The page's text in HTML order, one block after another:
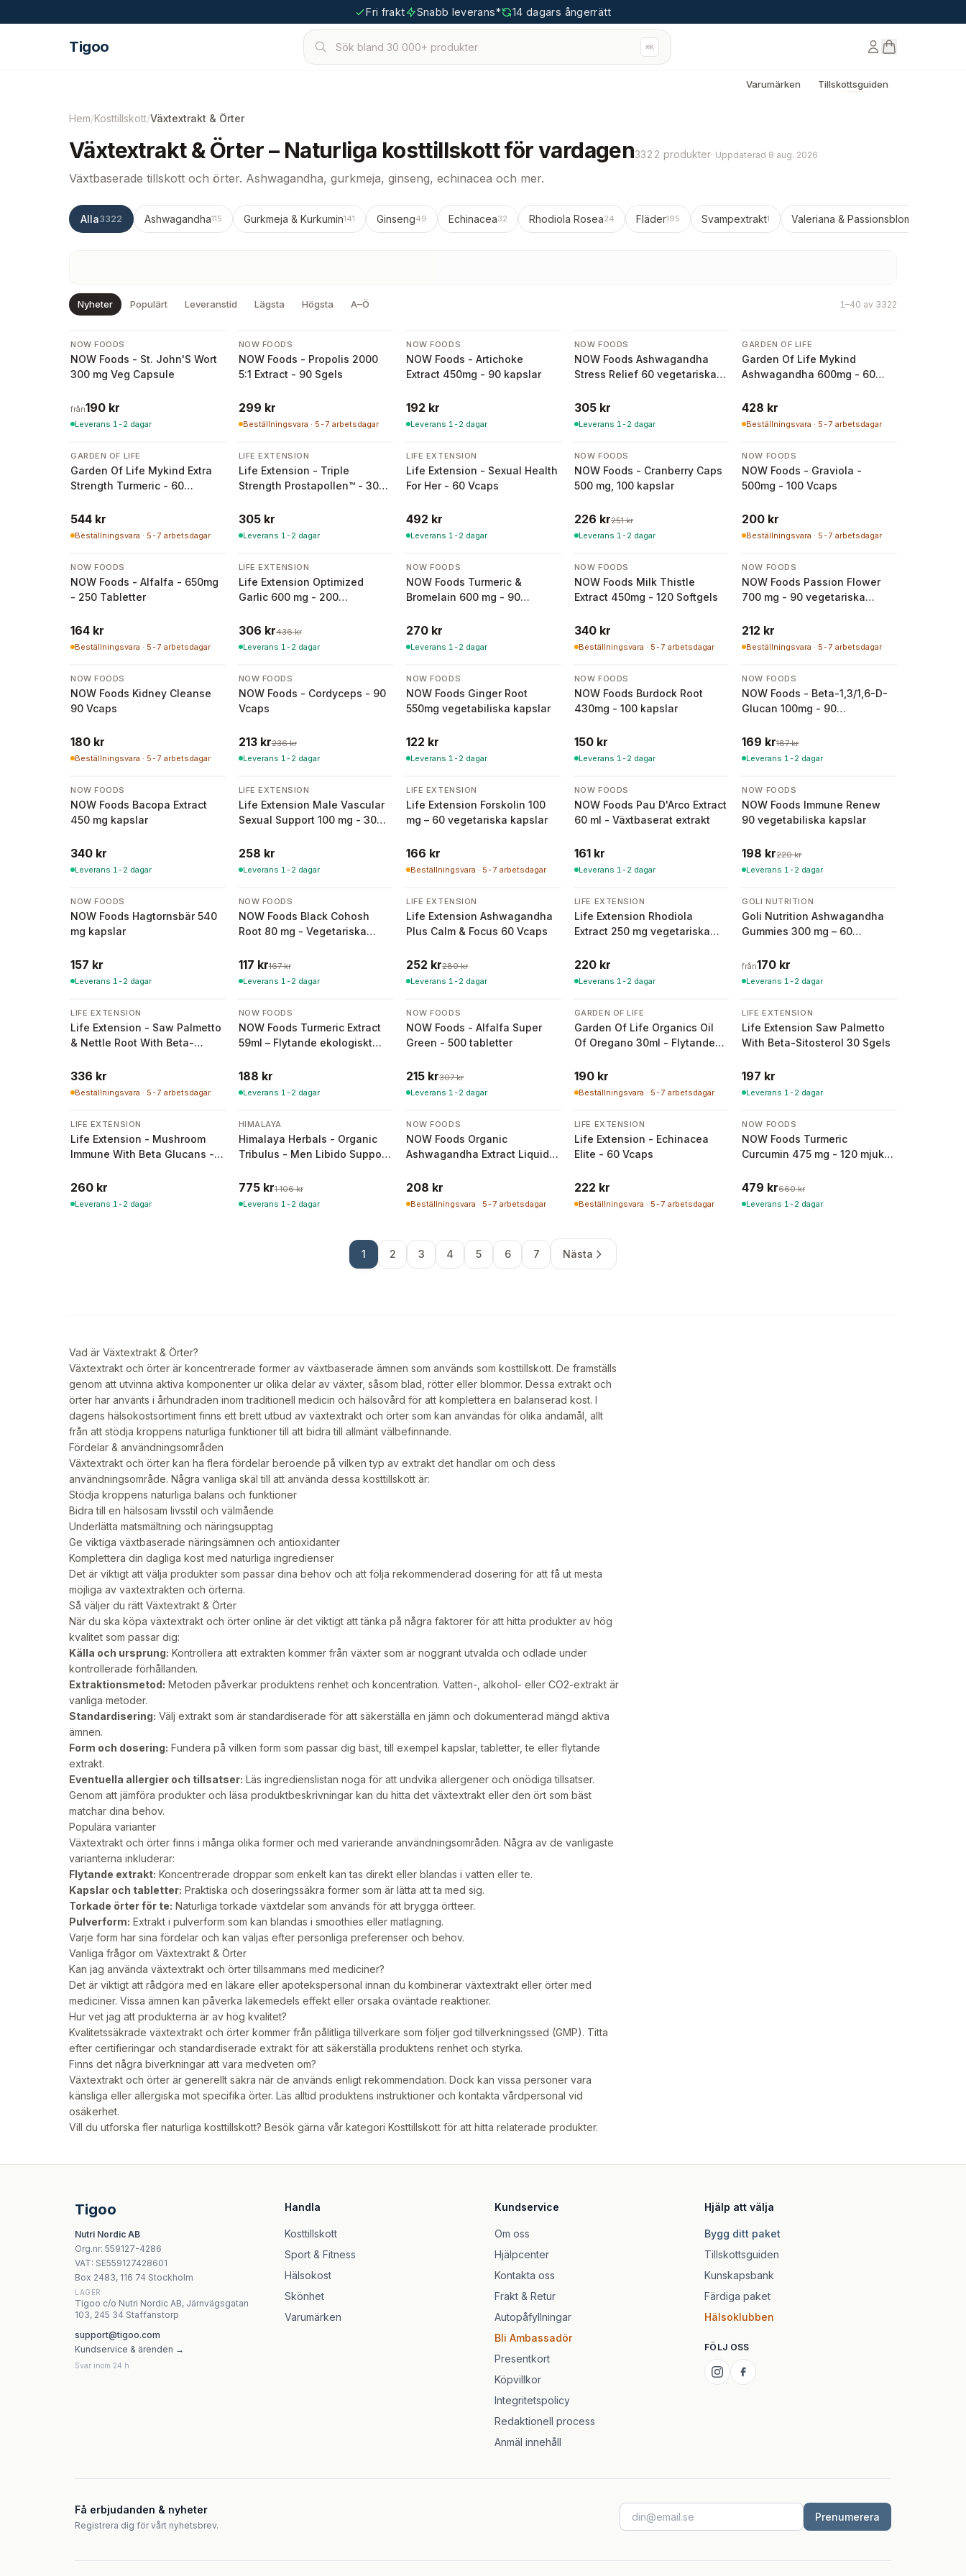
Fri frakt Snabb leverans* 14 dagars ångerrätt
Tigoo Sök bland 30 000+ produkter ⌘K
Varumärken Tillskottsguiden
Hem/Kosttillskott/Växtextrakt & Örter
Växtextrakt & Örter – Naturliga kosttillskott för vardagen3322 produkter· Uppdaterad 8 aug. 2026
Växtbaserade tillskott och örter. Ashwagandha, gurkmeja, ginseng, echinacea och mer.
Alla3322 Ashwagandha115 Gurkmeja & Kurkumin141 Ginseng49 Echinacea32 Rhodiola Rosea24 Fläder195 Svampextrakt1 Valeriana & Passionsblomma
Nyheter Populärt Leveranstid Lägsta Högsta A–Ö 1–40 av 3322
2 varianter
NOW FOODS
NOW Foods - St. John'S Wort
300 mg Veg Capsule
från190 kr
Leverans 1-2 dagar
NOW FOODS
NOW Foods - Propolis 2000
5:1 Extract - 90 Sgels
299 kr
Beställningsvara · 5-7 arbetsdagar
NOW FOODS
NOW Foods - Artichoke
Extract 450mg - 90 kapslar
192 kr
Leverans 1-2 dagar
NOW FOODS
NOW Foods Ashwagandha
Stress Relief 60 vegetariska
305 kr
Leverans 1-2 dagar
GARDEN OF LIFE
Garden Of Life Mykind
Ashwagandha 600mg - 60
428 kr
Beställningsvara · 5-7 arbetsdagar
GARDEN OF LIFE
Garden Of Life Mykind Extra
Strength Turmeric - 60
544 kr
Beställningsvara · 5-7 arbetsdagar
LIFE EXTENSION
Life Extension - Triple
Strength Prostapollen™ - 30
305 kr
Leverans 1-2 dagar
LIFE EXTENSION
Life Extension - Sexual Health
For Her - 60 Vcaps
492 kr
Leverans 1-2 dagar
-10%
NOW FOODS
NOW Foods - Cranberry Caps
500 mg, 100 kapslar
226 kr251 kr
Leverans 1-2 dagar
NOW FOODS
NOW Foods - Graviola -
500mg - 100 Vcaps
200 kr
Beställningsvara · 5-7 arbetsdagar
NOW FOODS
NOW Foods - Alfalfa - 650mg
- 250 Tabletter
164 kr
Beställningsvara · 5-7 arbetsdagar
-30%
LIFE EXTENSION
Life Extension Optimized
Garlic 600 mg - 200
306 kr436 kr
Leverans 1-2 dagar
NOW FOODS
NOW Foods Turmeric &
Bromelain 600 mg - 90
270 kr
Leverans 1-2 dagar
NOW FOODS
NOW Foods Milk Thistle
Extract 450mg - 120 Softgels
340 kr
Beställningsvara · 5-7 arbetsdagar
NOW FOODS
NOW Foods Passion Flower
700 mg - 90 vegetariska
212 kr
Beställningsvara · 5-7 arbetsdagar
NOW FOODS
NOW Foods Kidney Cleanse
90 Vcaps
180 kr
Beställningsvara · 5-7 arbetsdagar
-10%
NOW FOODS
NOW Foods - Cordyceps - 90
Vcaps
213 kr236 kr
Leverans 1-2 dagar
NOW FOODS
NOW Foods Ginger Root
550mg vegetabiliska kapslar
122 kr
Leverans 1-2 dagar
NOW FOODS
NOW Foods Burdock Root
430mg - 100 kapslar
150 kr
Leverans 1-2 dagar
-10%
NOW FOODS
NOW Foods - Beta-1,3/1,6-D-
Glucan 100mg - 90
169 kr187 kr
Leverans 1-2 dagar
NOW FOODS
NOW Foods Bacopa Extract
450 mg kapslar
340 kr
Leverans 1-2 dagar
LIFE EXTENSION
Life Extension Male Vascular
Sexual Support 100 mg - 30
258 kr
Leverans 1-2 dagar
LIFE EXTENSION
Life Extension Forskolin 100
mg – 60 vegetariska kapslar
166 kr
Beställningsvara · 5-7 arbetsdagar
NOW FOODS
NOW Foods Pau D'Arco Extract
60 ml - Växtbaserat extrakt
161 kr
Leverans 1-2 dagar
-10%
NOW FOODS
NOW Foods Immune Renew
90 vegetabiliska kapslar
198 kr220 kr
Leverans 1-2 dagar
NOW FOODS
NOW Foods Hagtornsbär 540
mg kapslar
157 kr
Leverans 1-2 dagar
-30%
NOW FOODS
NOW Foods Black Cohosh
Root 80 mg - Vegetariska
117 kr167 kr
Leverans 1-2 dagar
-10%
LIFE EXTENSION
Life Extension Ashwagandha
Plus Calm & Focus 60 Vcaps
252 kr280 kr
Leverans 1-2 dagar
LIFE EXTENSION
Life Extension Rhodiola
Extract 250 mg vegetariska
220 kr
Leverans 1-2 dagar
3 varianter
GOLI NUTRITION
Goli Nutrition Ashwagandha
Gummies 300 mg – 60
från170 kr
Leverans 1-2 dagar
LIFE EXTENSION
Life Extension - Saw Palmetto
& Nettle Root With Beta-
336 kr
Beställningsvara · 5-7 arbetsdagar
NOW FOODS
NOW Foods Turmeric Extract
59ml – Flytande ekologiskt
188 kr
Leverans 1-2 dagar
-30%
NOW FOODS
NOW Foods - Alfalfa Super
Green - 500 tabletter
215 kr307 kr
Leverans 1-2 dagar
GARDEN OF LIFE
Garden Of Life Organics Oil
Of Oregano 30ml - Flytande
190 kr
Beställningsvara · 5-7 arbetsdagar
LIFE EXTENSION
Life Extension Saw Palmetto
With Beta-Sitosterol 30 Sgels
197 kr
Leverans 1-2 dagar
LIFE EXTENSION
Life Extension - Mushroom
Immune With Beta Glucans -
260 kr
Leverans 1-2 dagar
-30 %
HIMALAYA
Himalaya Herbals - Organic
Tribulus - Men Libido Support
775 kr1 106 kr
Leverans 1-2 dagar
NOW FOODS
NOW Foods Organic
Ashwagandha Extract Liquid
208 kr
Beställningsvara · 5-7 arbetsdagar
LIFE EXTENSION
Life Extension - Echinacea
Elite - 60 Vcaps
222 kr
Beställningsvara · 5-7 arbetsdagar
-27%
NOW FOODS
NOW Foods Turmeric
Curcumin 475 mg - 120 mjuka
479 kr660 kr
Leverans 1-2 dagar
1 2 3 4 5 6 7 Nästa
Vad är Växtextrakt & Örter?
Växtextrakt och örter är koncentrerade former av växtbaserade ämnen som används som kosttillskott. De framställs
genom att utvinna aktiva komponenter ur olika delar av växter, såsom blad, rötter eller blommor. Dessa extrakt och
örter har använts i århundraden inom traditionell medicin och hälsovård för att komplettera en balanserad kost. I
dagens hälsokostsortiment finns ett brett utbud av växtextrakt och örter som kan användas för olika ändamål, allt
från att stödja kroppens naturliga funktioner till att bidra till allmänt välbefinnande.
Fördelar & användningsområden
Växtextrakt och örter kan ha flera fördelar beroende på vilken typ av extrakt det handlar om och dess
användningsområde. Några vanliga skäl till att använda dessa kosttillskott är:
Stödja kroppens naturliga balans och funktioner
Bidra till en hälsosam livsstil och välmående
Underlätta matsmältning och näringsupptag
Ge viktiga växtbaserade näringsämnen och antioxidanter
Komplettera din dagliga kost med naturliga ingredienser
Det är viktigt att välja produkter som passar dina behov och att följa rekommenderad dosering för att få ut mesta
möjliga av växtextrakten och örterna.
Så väljer du rätt Växtextrakt & Örter
När du ska köpa växtextrakt och örter online är det viktigt att tänka på några faktorer för att hitta produkter av hög
kvalitet som passar dig:
Källa och ursprung: Kontrollera att extrakten kommer från växter som är noggrant utvalda och odlade under
kontrollerade förhållanden.
Extraktionsmetod: Metoden påverkar produktens renhet och koncentration. Vatten-, alkohol- eller CO2-extrakt är
vanliga metoder.
Standardisering: Välj extrakt som är standardiserade för att säkerställa en jämn och dokumenterad mängd aktiva
ämnen.
Form och dosering: Fundera på vilken form som passar dig bäst, till exempel kapslar, tabletter, te eller flytande
extrakt.
Eventuella allergier och tillsatser: Läs ingredienslistan noga för att undvika allergener och onödiga tillsatser.
Genom att jämföra produkter och läsa produktbeskrivningar kan du hitta det växtextrakt eller den ört som bäst
matchar dina behov.
Populära varianter
Växtextrakt och örter finns i många olika former och med varierande användningsområden. Några av de vanligaste
varianterna inkluderar:
Flytande extrakt: Koncentrerade droppar som enkelt kan tas direkt eller blandas i vatten eller te.
Kapslar och tabletter: Praktiska och doseringssäkra former som är lätta att ta med sig.
Torkade örter för te: Naturliga torkade växtdelar som används för att brygga örtteer.
Pulverform: Extrakt i pulverform som kan blandas i smoothies eller matlagning.
Varje form har sina fördelar och kan väljas efter personliga preferenser och behov.
Vanliga frågor om Växtextrakt & Örter
Kan jag använda växtextrakt och örter tillsammans med mediciner?
Det är viktigt att rådgöra med en läkare eller apotekspersonal innan du kombinerar växtextrakt eller örter med
mediciner. Vissa ämnen kan påverka läkemedels effekt eller orsaka oväntade reaktioner.
Hur vet jag att produkterna är av hög kvalitet?
Kvalitetssäkrade växtextrakt och örter kommer från pålitliga tillverkare som följer god tillverkningssed (GMP). Titta
efter certifieringar och standardiserade extrakt för att säkerställa produktens renhet och styrka.
Finns det några biverkningar att vara medveten om?
Växtextrakt och örter är generellt säkra när de används enligt rekommendation. Dock kan vissa personer vara
känsliga eller allergiska mot specifika örter. Läs alltid produktens instruktioner och kontakta vårdpersonal vid
osäkerhet.
Vill du utforska fler naturliga kosttillskott? Besök gärna vår kategori Kosttillskott för att hitta relaterade produkter.
Tigoo
Nutri Nordic AB
Org.nr: 559127-4286
VAT: SE559127428601
Box 2483, 116 74 Stockholm
LAGER
Tigoo c/o Nutri Nordic AB, Järnvägsgatan
103, 245 34 Staffanstorp
support@tigoo.com
Kundservice & ärenden →
Svar inom 24 h
Handla
Kosttillskott
Sport & Fitness
Hälsokost
Skönhet
Varumärken
Kundservice
Om oss
Hjälpcenter
Kontakta oss
Frakt & Retur
Autopåfyllningar
Bli Ambassadör
Presentkort
Köpvillkor
Integritetspolicy
Redaktionell process
Anmäl innehåll
Hjälp att välja
Bygg ditt paket
Tillskottsguiden
Kunskapsbank
Färdiga paket
Hälsoklubben
FÖLJ OSS
Få erbjudanden & nyheter
Registrera dig för vårt nyhetsbrev.
Prenumerera